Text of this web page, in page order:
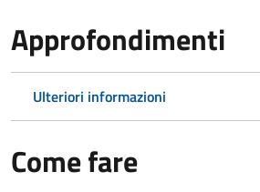
Approfondimenti
Ulteriori informazioni
Come fare